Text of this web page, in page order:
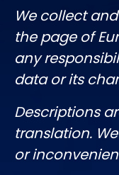
We collect
the page of
any
data or its
Descriptions
translation.
or